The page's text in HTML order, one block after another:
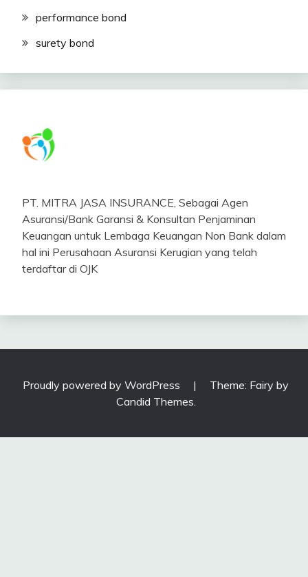
performance bond
surety bond
PT. MITRA JASA INSURANCE, Sebagai Agen
Asuransi/Bank Garansi & Konsultan Penjaminan
Keuangan untuk Lembaga Keuangan Non Bank dalam
hal ini Perusahaan Asuransi Kerugian yang telah
terdaftar di OJK
Proudly powered by WordPress |
Theme: Fairy by
Candid Themes.